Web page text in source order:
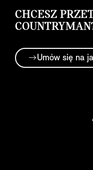
CHCESZ
Umów się na